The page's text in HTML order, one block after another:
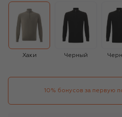
Хаки Черный
10% бонусов за первую